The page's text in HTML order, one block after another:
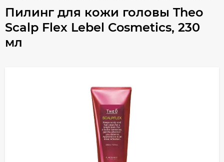
Пилинг для кожи головы Theo
Scalp Flex Lebel Cosmetics, 230
мл